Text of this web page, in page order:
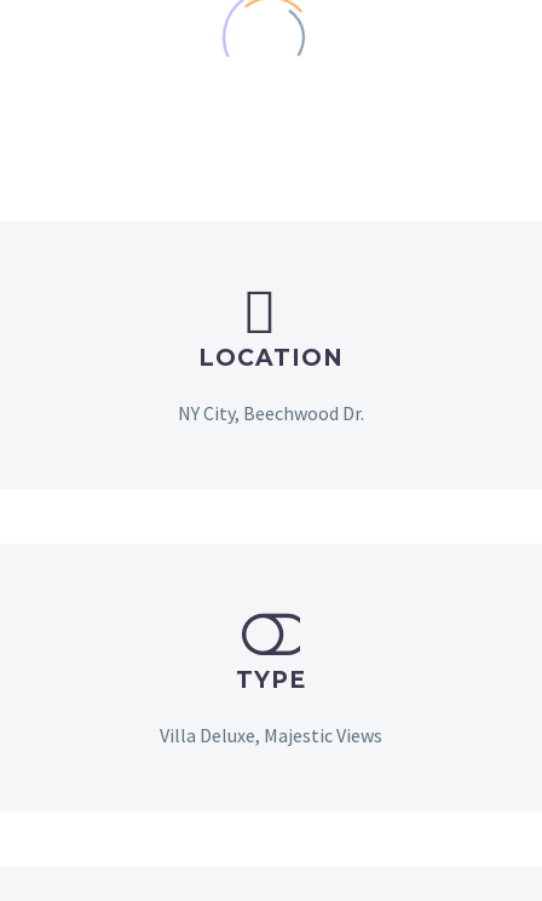


LOCATION
NY City, Beechwood Dr.


TYPE
Villa Deluxe, Majestic Views